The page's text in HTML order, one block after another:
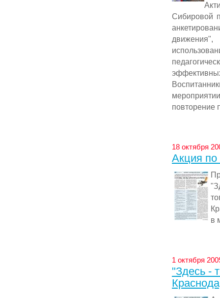
Сибировой
повторение
18 октября
Акция
в
1 октября
"Здесь -